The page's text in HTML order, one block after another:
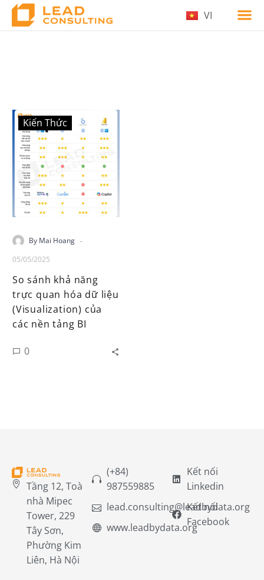
VI
Kiến Thức
By Mai Hoang -
05/05/2025
So sánh khả năng
trực quan hóa dữ liệu
(Visualization) của
các nền tảng BI
0
Tầng 12, Toà
nhà Mipec
Tower, 229
Tây Sơn,
Phường Kim
Liên, Hà Nội
(+84)
987559885
lead.consulting@leadbydata.org
www.leadbydata.org
Kết nối
Linkedin
Kết nối
Facebook